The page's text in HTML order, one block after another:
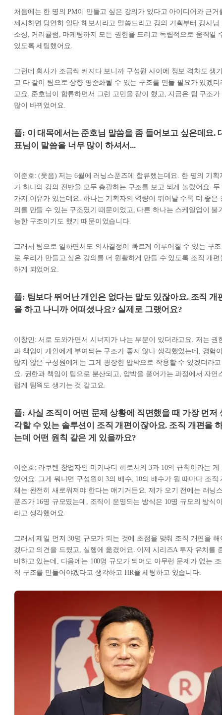
처음에는 한 명의 PM이 만들고 싶은 강의가 있다고 아이디어와 근거
제시하면 당연히 일단 해보시라고 말씀드리고 강의 기획부터 강사님
소싱, 커리큘럼, 마케팅까지 모든 권한을 드리고 독립적으로 움직일
있도록 세팅했어요.
그런데 회사가 조금씩 커지다 보니까 구성원 사이에 정보 격차도 생
고 다 같이 팀으로 상향 평준화될 수 있는 구조를 만들 필요가 있겠더
고요. 준호님이 합류하면서 그런 고민을 같이 했고, 지금은 팀 구조가
많이 바뀌었어요.
플: 이 대목에서는 준호님 말씀을 좀 들어보고 싶은데요.
표님이 말씀을 너무 많이 하셔서...
이준호: (웃음) 저는 6월에 러닝스푼즈에 합류했는데요. 한 명의 기획
가 하나의 강의 전반을 모두 총괄하는 구조를 보고 되게 놀랐어요. 두
가지 이유가 있는데요. 하나는 기획자의 역량이 뛰어날 수록 더 좋은
의를 만들 수 있는 구조였기 때문이었고, 다른 하나는 스케일업이 불
능한 구조이기도 했기 때문이었습니다.
그래서 팀으로 일하면서도 의사결정이 빠르게 이루어질 수 있는 구조
로 우리가 만들고 싶은 강의를 더 원활하게 만들 수 있도록 조직 개편
하게 되었어요.
플: 팀보다 뛰어난 개인은 없다는 말도 있잖아요. 조직 개
을 하고 나니까 어떠셨나요? 실제로 그랬어요?
이창민: 서로 도와가면서 시너지가 나는 부분이 있더라고요. 저는 권
과 책임이 개인에게 부여되는 구조가 좋지 않나 생각했었는데, 경험
많지 않은 구성원에게는 그게 굉장한 압박으로 작용할 수 있겠더라고
요. 권한과 책임이 팀으로 분산되고, 압박을 풀어가는 과정에서 자연
럽게 팀웍도 생기는 것 같고요.
플: 사실 조직이 어떤 문제 상황에 직면했을 때 가장 먼저
각할 수 있는 솔루션이 조직 개편이잖아요. 조직 개편을
는데 어떤 원칙 같은 게 있을까요?
이준호: 라쿠텐 창업자인 미키나티 히로시의 3과 10의 규칙이라는 게
있어요. 그게 뭐냐면 구성원이 3의 배수, 10의 배수가 될 때마다 조직
체는 완전히 새로워져야 한다는 얘기거든요. 제가 오기 전에는 러닝
푼즈가 16명 규모였는데, 조직이 운영되는 방식은 10명 규모의 방식
라고 생각했어요.
그래서 제일 먼저 30명 규모가 되는 것에 초점을 맞춰 조직 개편을 해
겠다고 의견을 드렸고, 실행에 옮겼어요. 이제 시리즈A 투자 유치를
비하고 있는데, 다음에는 100명 규모가 되어도 아무런 문제가 없는 조
직 구조를 만들어야겠다고 생각하고 HR을 세팅하고 있습니다.